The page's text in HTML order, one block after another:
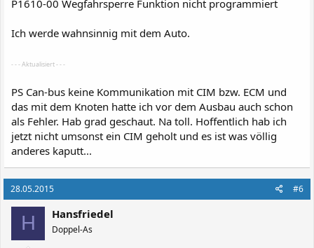
P1610-00 Wegfahrsperre Funktion nicht programmiert
Ich werde wahnsinnig mit dem Auto.
- - - Aktualisiert - - -
PS Can-bus keine Kommunikation mit CIM bzw. ECM und
das mit dem Knoten hatte ich vor dem Ausbau auch schon
als Fehler. Hab grad geschaut. Na toll. Hoffentlich hab ich
jetzt nicht umsonst ein CIM geholt und es ist was völlig
anderes kaputt...
28.05.2015 #6
H Hansfriedel
Doppel-As